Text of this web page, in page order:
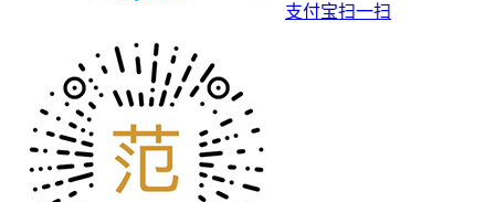
支付宝扫一扫